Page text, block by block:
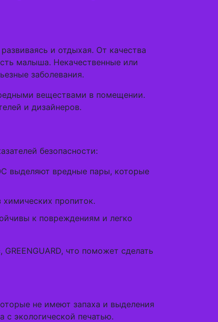
и отдыхая. От качества
малыша. Некачественные или
заболевания.
веществами в помещении.
и дизайнеров.
безопасности:
выделяют вредные пары, которые
пропиток.
к повреждениям и легко
что поможет сделать
не имеют запаха и выделения
с экологической печатью.